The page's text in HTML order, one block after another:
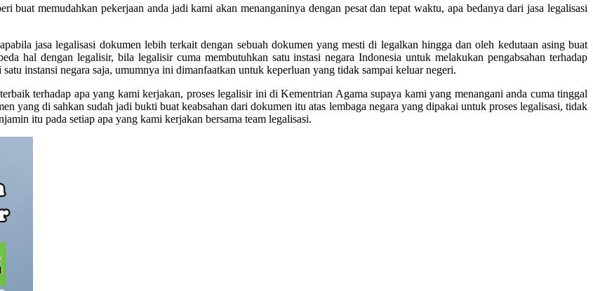
buat memudahkan pekerjaan anda jadi kami akan menanganinya dengan pesat dan tepat waktu, apa bedanya dari jasa legalisasi
jasa legalisasi dokumen lebih terkait dengan sebuah dokumen yang mesti di legalkan hingga dan oleh kedutaan asing buat
hal dengan legalisir, bila legalisir cuma membutuhkan satu instasi negara Indonesia untuk melakukan pengabsahan terhadap
instansi negara saja, umumnya ini dimanfaatkan untuk keperluan yang tidak sampai keluar negeri.
terhadap apa yang kami kerjakan, proses legalisir ini di Kementrian Agama supaya kami yang menangani anda cuma tinggal
yang di sahkan sudah jadi bukti buat keabsahan dari dokumen itu atas lembaga negara yang dipakai untuk proses legalisasi, tidak
itu pada setiap apa yang kami kerjakan bersama team legalisasi.